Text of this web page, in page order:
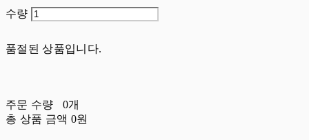
수량
품절된 상품입니다.
주문 수량
0개
총 상품 금액 0원